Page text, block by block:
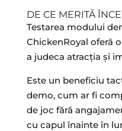
DE CE MERITĂ
Testarea modului
ChickenRoyal oferă
a judeca atracția și
Este un beneficiu
demo, cum ar fi
de joc fără
cu capul înainte în